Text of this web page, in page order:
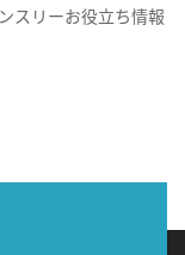
スリーお役立ち情報